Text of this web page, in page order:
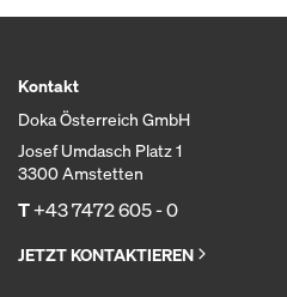
Kontakt
Doka Österreich GmbH
Josef Umdasch Platz 1
3300 Amstetten
T+43 7472 605 - 0
JETZT KONTAKTIEREN